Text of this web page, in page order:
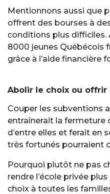
Mentionnons aussi que
offrent des bourses à
conditions plus difficiles.
8000 jeunes Québécois
grâce à l’aide financière
Abolir le choix ou offrir
Couper les subventions
entraînerait la fermeture
d’entre elles et ferait en
très fortunés pourraient
Pourquoi plutôt ne pas
rendre l’école privée
choix à toutes les